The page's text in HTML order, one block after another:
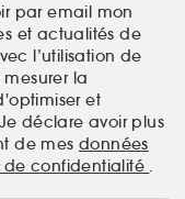
par email mon
et actualités de
l’utilisation de
la
et
déclare avoir plus
de mes données
de confidentialité .